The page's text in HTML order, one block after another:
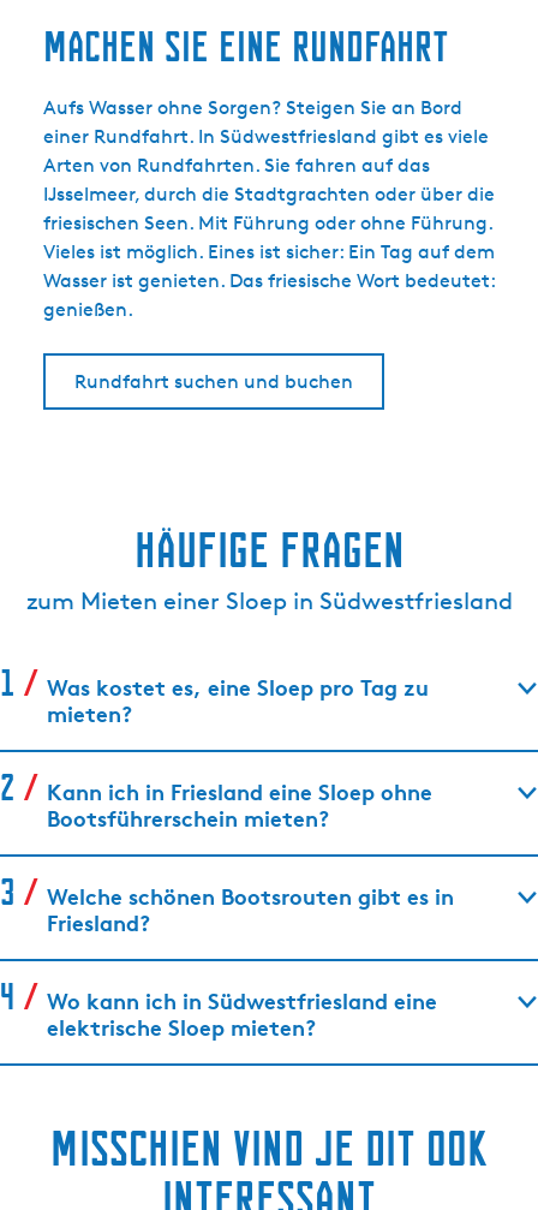
Machen Sie eine Rundfahrt
Aufs Wasser ohne Sorgen? Steigen Sie an Bord
einer Rundfahrt. In Südwestfriesland gibt es viele
Arten von Rundfahrten. Sie fahren auf das
IJsselmeer, durch die Stadtgrachten oder über die
friesischen Seen. Mit Führung oder ohne Führung.
Vieles ist möglich. Eines ist sicher: Ein Tag auf dem
Wasser ist genieten. Das friesische Wort bedeutet:
genießen.
Rundfahrt suchen und buchen
Häufige Fragen
zum Mieten einer Sloep in Südwestfriesland
Was kostet es, eine Sloep pro Tag zu
mieten?
Kann ich in Friesland eine Sloep ohne
Bootsführerschein mieten?
Welche schönen Bootsrouten gibt es in
Friesland?
Wo kann ich in Südwestfriesland eine
elektrische Sloep mieten?
Misschien vind je dit ook
interessant